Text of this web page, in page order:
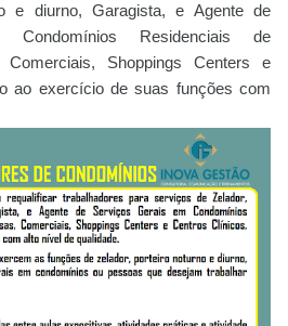
e diurno, Garagista, e Agente de
Residenciais de
Shoppings Centers e
ao exercício de suas funções com